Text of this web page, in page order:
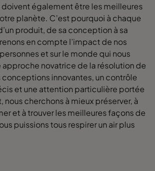
également être les meilleures
planète. C’est pourquoi à chaque
produit, de sa conception à sa
en compte l’impact de nos
et sur le monde qui nous
approche novatrice de la résolution de
innovantes, un contrôle
et une attention particulière portée
nous cherchons à mieux préserver, à
et à trouver les meilleures façons de
puissions tous respirer un air plus